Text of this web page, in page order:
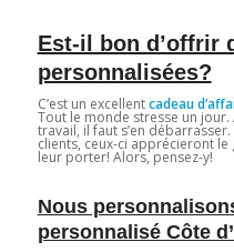
Est-il bon d’offrir
personnalisées?
C’est un excellentcadeau
Tout le monde stresse un
travail, il faut s’en
clients, ceux-ci apprécieront le
leur porter! Alors, pensez-y!
Nous
personnalisé Côte